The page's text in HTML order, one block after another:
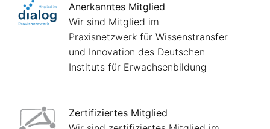
Anerkanntes Mitglied
Wir sind Mitglied im
Praxisnetzwerk für Wissenstransfer
und Innovation des Deutschen
Instituts für Erwachsenbildung
Zertifiziertes Mitglied